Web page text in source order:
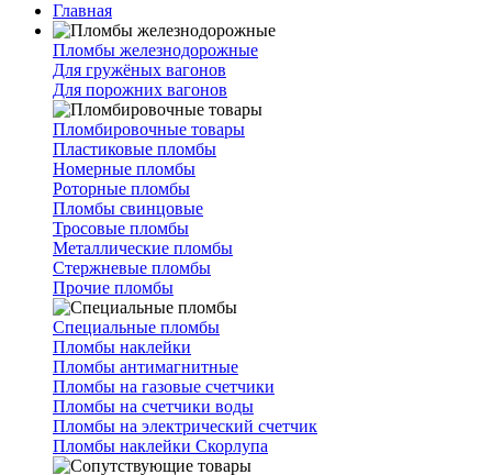
Главная
Пломбы железнодорожные
Для гружёных вагонов
Для порожних вагонов
Пломбировочные товары
Пластиковые пломбы
Номерные пломбы
Роторные пломбы
Пломбы свинцовые
Тросовые пломбы
Металлические пломбы
Стержневые пломбы
Прочие пломбы
Специальные пломбы
Пломбы наклейки
Пломбы антимагнитные
Пломбы на газовые счетчики
Пломбы на счетчики воды
Пломбы на электрический счетчик
Пломбы наклейки Скорлупа